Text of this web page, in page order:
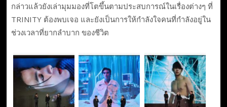
กล่าวแล้วยังเล่ามุมมองที่โตขึ้นตามประสบการณ์ในเรื่องต่างๆ ที่
TRINITY ต้องพบเจอ และยังเป็นการให้กำลังใจคนที่กำลังอยู่ใน
ช่วงเวลาที่ยากลำบาก ของชีวิต